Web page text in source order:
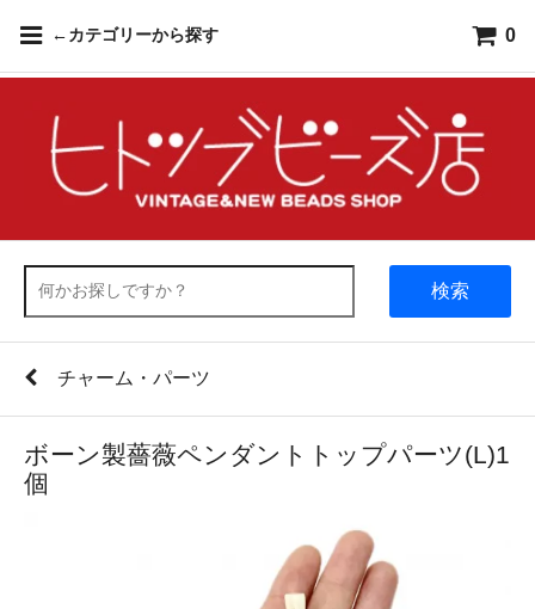
←カテゴリーから探す 0
検索
チャーム・パーツ
ボーン製薔薇ペンダントトップパーツ(L)1
個